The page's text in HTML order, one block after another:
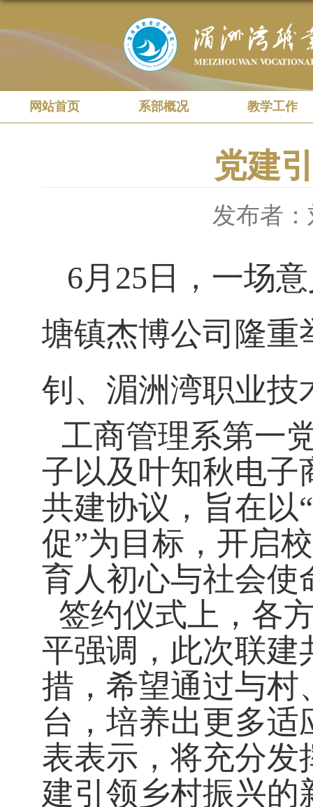
网站首页 系部概况 教学工作
党建
发布者
6月25日，一场
塘镇杰博公司隆重
钊、湄洲湾职业技
工商管理系第一
子以及叶知秋电子
共建协议，旨在以
促”为目标，开启
育人初心与社会使
签约仪式上，各
平强调，此次联建
措，希望通过与村
台，培养出更多
表表示，将充分发
建引领乡村振兴的